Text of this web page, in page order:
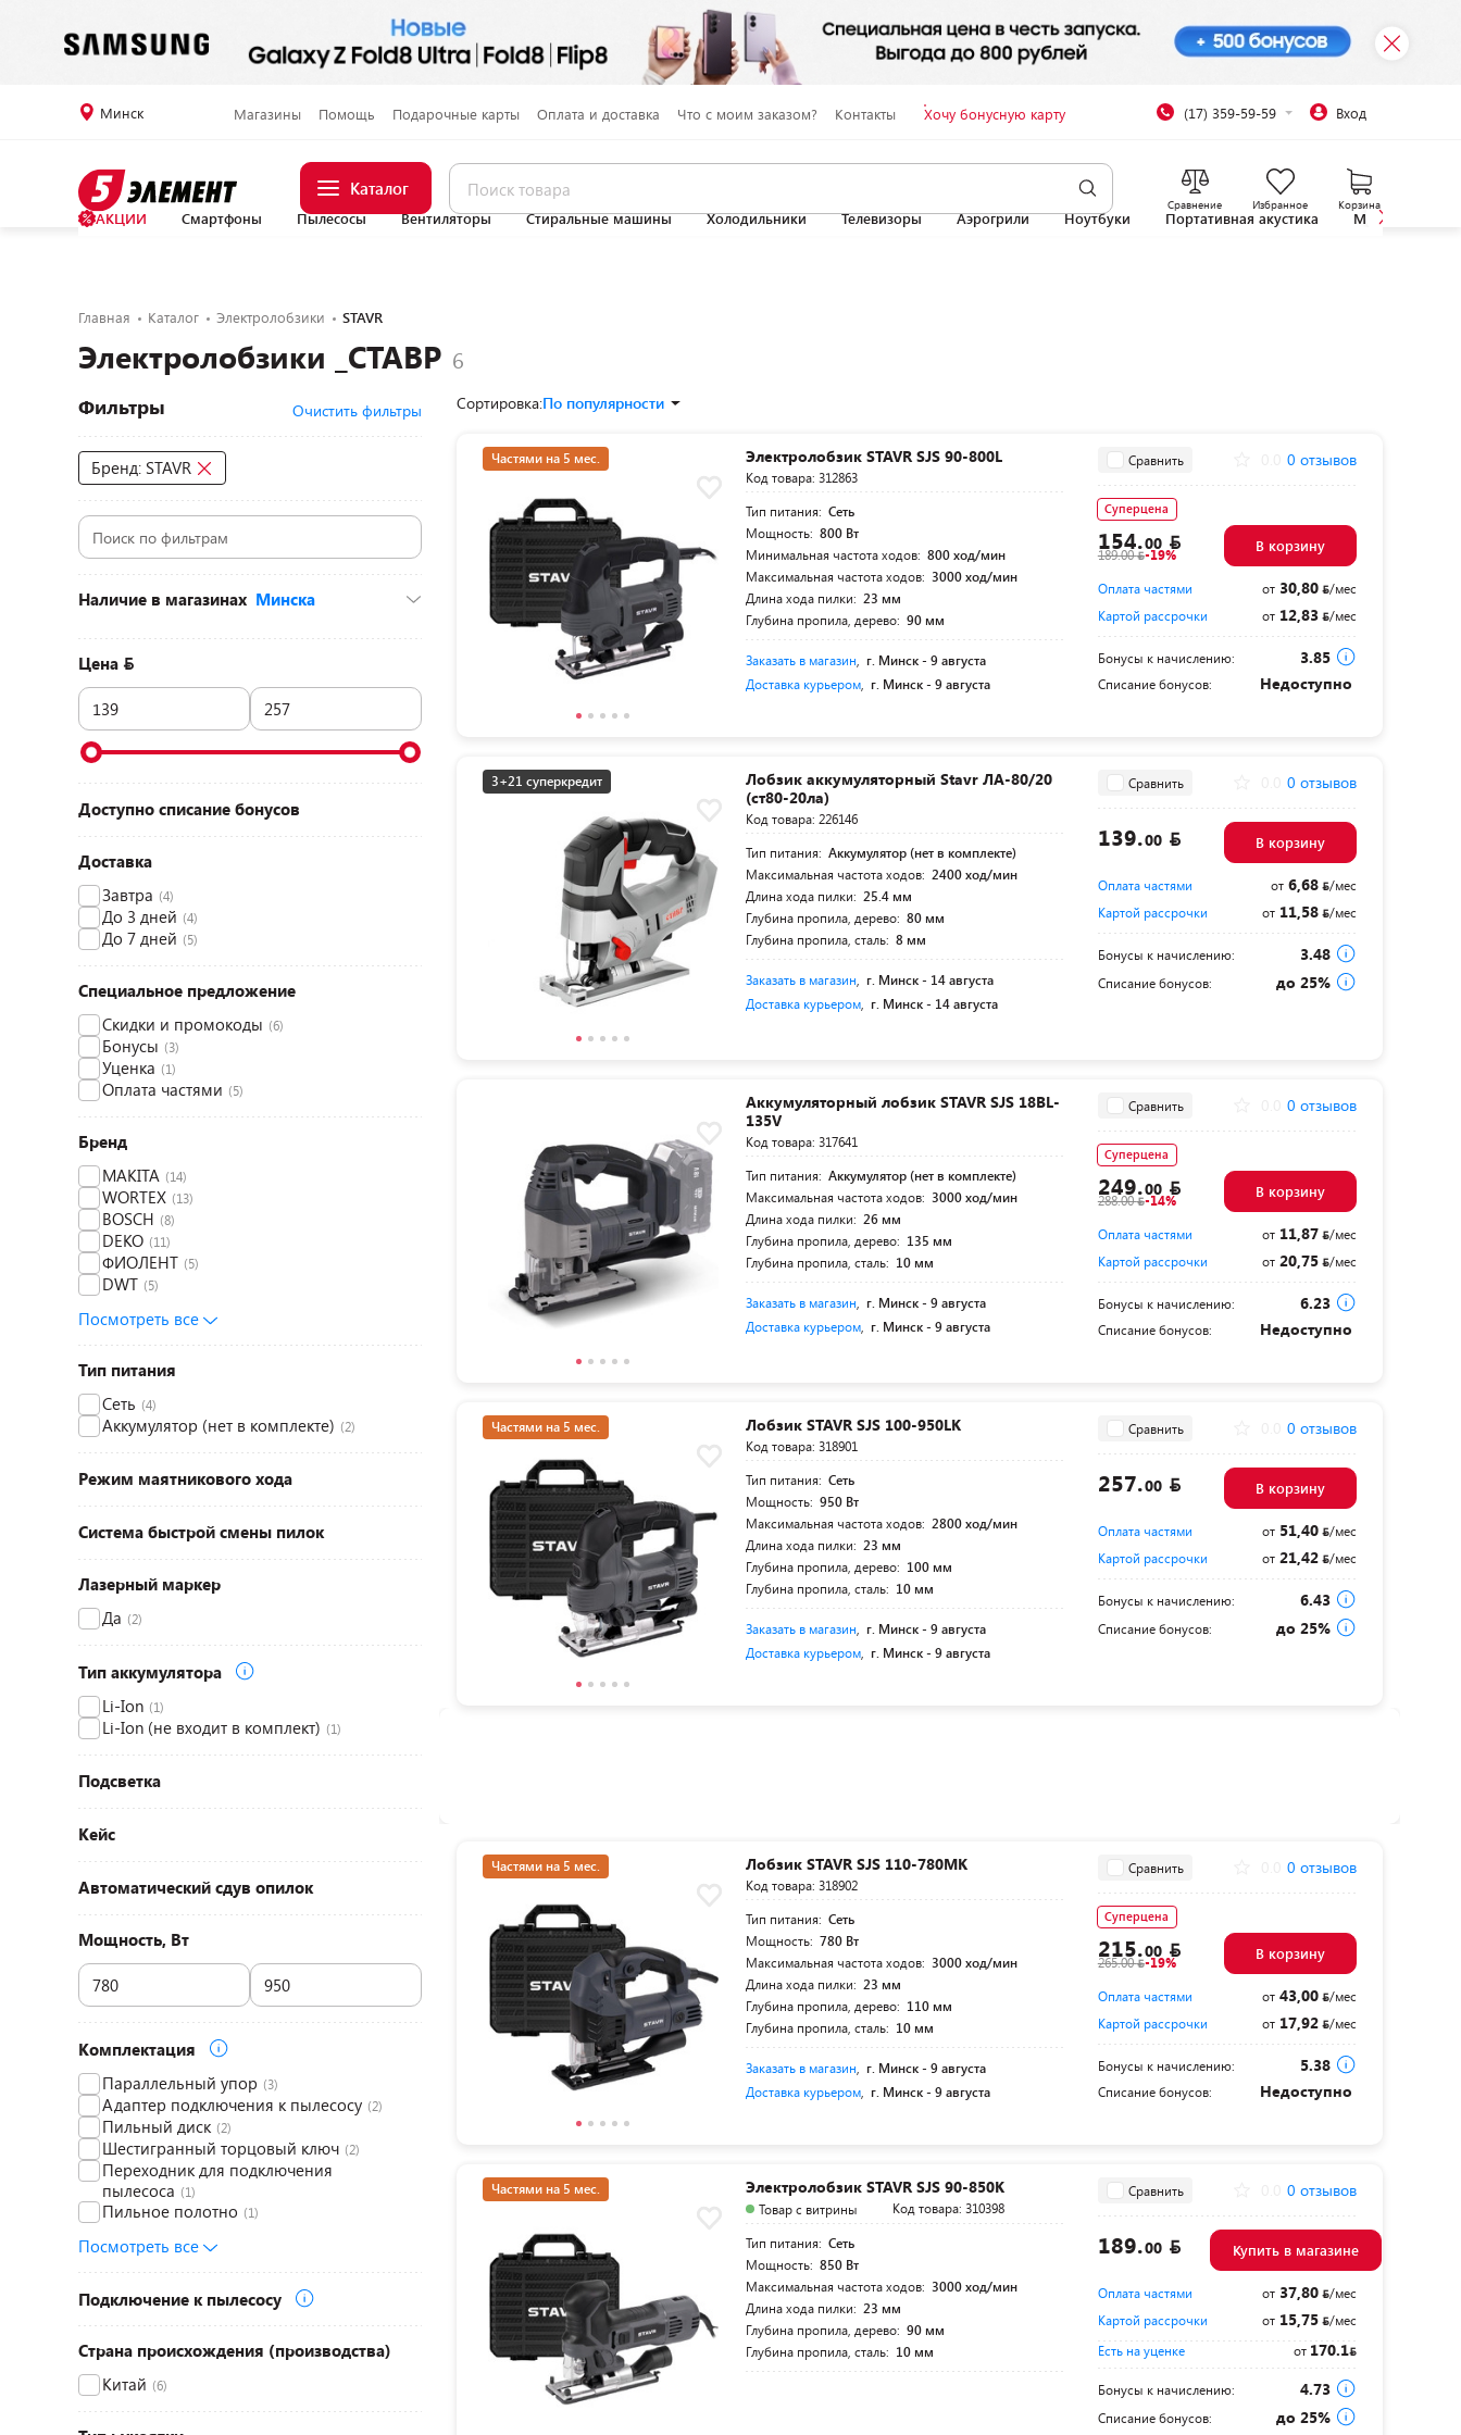
Минск Магазины Помощь Подарочные карты Оплата и доставка Что с моим заказом? Контакты Хочу бонусную карту (17) 359-59-59 Вход
Каталог
Сравнение Избранное Корзина
АКЦИИ Смартфоны Пылесосы Вентиляторы Стиральные машины Холодильники Телевизоры Аэрогрили Ноутбуки Портативная акустика
Главная Каталог Электролобзики STAVR
Электролобзики _СТАВР
Фильтры Очистить фильтры
Бренд: STAVR
Наличие в магазинах Минска
д. Боровая, 74а (ТЦ «Экспобел»)
пр-т Дзержинского, 104-2 (ТЦ «Титан», 1
этаж)
пр-т Партизанский, 79 (ТЦ «Prizma»,
цокольный этаж)
ул. Голубка, 2 (ТЦ «Бонус», 2 этаж)
ул. Денисовская, 8 (ТЦ «Корона-Сити», 1
этаж) (2)
ул. Монтажников, 2 (Гипермаркет
«Евроопт», 1 этаж)
Цена
Доступно списание бонусов
Доставка
Завтра (4)
До 3 дней (4)
До 7 дней (5)
Специальное предложение
Скидки и промокоды (6)
Бонусы (3)
Уценка (1)
Оплата частями (5)
Бренд
MAKITA (14)
WORTEX (13)
BOSCH (8)
DEKO (11)
ФИОЛЕНТ (5)
DWT (5)
Посмотреть все
Тип питания
Сеть (4)
Аккумулятор (нет в комплекте) (2)
Режим маятникового хода
Система быстрой смены пилок
Лазерный маркер
Да (2)
Тип аккумулятора
Li-Ion (1)
Li-Ion (не входит в комплект) (1)
Подсветка
Кейс
Автоматический сдув опилок
Мощность, Вт
Комплектация
Параллельный упор (3)
Адаптер подключения к пылесосу (2)
Пильный диск (2)
Шестигранный торцовый ключ (2)
Переходник для подключения
пылесоса (1)
Пильное полотно (1)
Посмотреть все
Подключение к пылесосу
Страна происхождения (производства)
Китай (6)
Сортировка:По популярности
Частями на 5 мес. Электролобзик STAVR SJS 90-800L
Код товара: 312863
Тип питания: Сеть
Мощность: 800 Вт
Минимальная частота ходов: 800 ход/мин
Максимальная частота ходов: 3000 ход/мин
Длина хода пилки: 23 мм
Глубина пропила, дерево: 90 мм
Заказать в магазин г. Минск -9 августа
Доставка курьером г. Минск -9 августа
Сравнить 0 отзывов
Суперцена
154.00
189.00 -19% В корзину
Оплата частями от30,80
/мес
Картой рассрочки
от12,83 /мес
Бонусы к начислению: 3.85
Списание бонусов: Недоступно
3+21 суперкредит
Лобзик аккумуляторный Stavr ЛА-80/20
(ст80-20ла)
Код товара: 226146
Тип питания: Аккумулятор (нет в комплекте)
Максимальная частота ходов: 2400 ход/мин
Длина хода пилки: 25.4 мм
Глубина пропила, дерево: 80 мм
Глубина пропила, сталь: 8 мм
Заказать в магазин г. Минск - 14 августа
Доставка курьером г. Минск - 14 августа
Сравнить 0 отзывов
139.00 В корзину
Оплата частями от6,68
/мес
Картой рассрочки
от11,58 /мес
Бонусы к начислению: 3.48
Списание бонусов: до 25%
Аккумуляторный лобзик STAVR SJS 18BL-
135V
Код товара: 317641
Тип питания: Аккумулятор (нет в комплекте)
Максимальная частота ходов: 3000 ход/мин
Длина хода пилки: 26 мм
Глубина пропила, дерево: 135 мм
Глубина пропила, сталь: 10 мм
Заказать в магазин г. Минск -9 августа
Доставка курьером г. Минск -9 августа
Сравнить 0 отзывов
Суперцена
249.00
288.00 -14% В корзину
Оплата частями от11,87
/мес
Картой рассрочки
от20,75 /мес
Бонусы к начислению: 6.23
Списание бонусов: Недоступно
Частями на 5 мес. Лобзик STAVR SJS 100-950LK
Код товара: 318901
Тип питания: Сеть
Мощность: 950 Вт
Максимальная частота ходов: 2800 ход/мин
Длина хода пилки: 23 мм
Глубина пропила, дерево: 100 мм
Глубина пропила, сталь: 10 мм
Заказать в магазин г. Минск -9 августа
Доставка курьером г. Минск -9 августа
Сравнить 0 отзывов
257.00 В корзину
Оплата частями от51,40
/мес
Картой рассрочки
от21,42 /мес
Бонусы к начислению: 6.43
Списание бонусов: до 25%
Частями на 5 мес. Лобзик STAVR SJS 110-780MK
Код товара: 318902
Тип питания: Сеть
Мощность: 780 Вт
Максимальная частота ходов: 3000 ход/мин
Длина хода пилки: 23 мм
Глубина пропила, дерево: 110 мм
Глубина пропила, сталь: 10 мм
Заказать в магазин, г. Минск -9 августа
Доставка курьером, г. Минск -9 августа
Сравнить 0 отзывов
Суперцена
215.00
265.00 -19% В корзину
Оплата частями от43,00
/мес
Картой рассрочки
от17,92 /мес
Бонусы к начислению: 5.38
Списание бонусов: Недоступно
Частями на 5 мес. Электролобзик STAVR SJS 90-850K
Товар с витрины
Код товара: 310398
Тип питания: Сеть
Мощность: 850 Вт
Максимальная частота ходов: 3000 ход/мин
Длина хода пилки: 23 мм
Глубина пропила, дерево: 90 мм
Глубина пропила, сталь: 10 мм
Сравнить 0 отзывов
189.00 Купить в магазине
Оплата частями от37,80
/мес
Картой рассрочки
от15,75
/мес
Есть на уценке
от 170.1
Бонусы к начислению: 4.73
Списание бонусов: до 25%